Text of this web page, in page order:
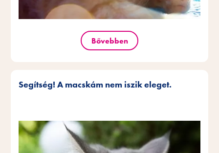
Bővebben
Segítség! A macskám nem iszik eleget.